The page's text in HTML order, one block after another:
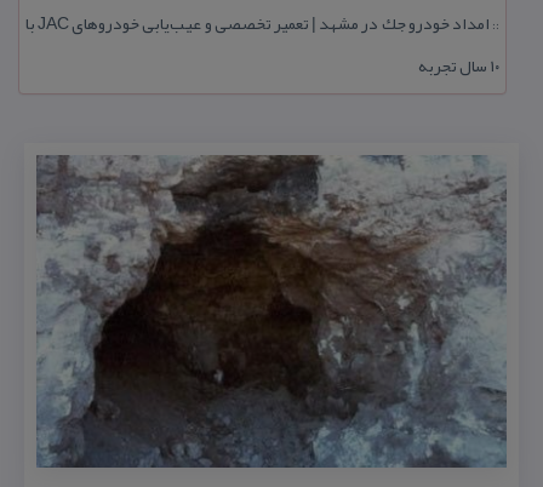
::
امداد خودرو جك در مشهد | تعمیر تخصصی و عیب‌یابی خودروهای JAC با
۱۰ سال تجربه